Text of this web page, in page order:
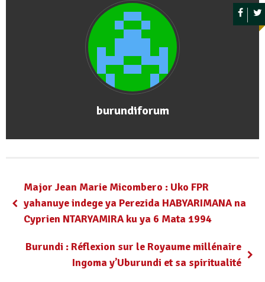
burundiforum
Major Jean Marie Micombero : Uko FPR
yahanuye indege ya Perezida HABYARIMANA na
Cyprien NTARYAMIRA ku ya 6 Mata 1994
Burundi : Réflexion sur le Royaume millénaire
Ingoma y’Uburundi et sa spiritualité